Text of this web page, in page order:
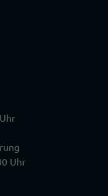
Uhr